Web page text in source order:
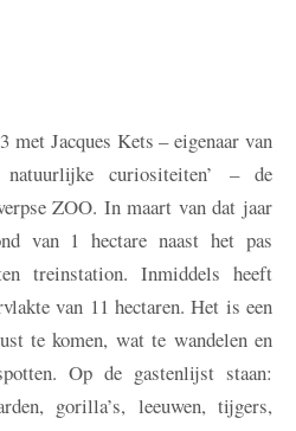
met Jacques Kets – eigenaar van
curiositeiten’ – de
ZOO. In maart van dat jaar
van 1 hectare naast het pas
treinstation. Inmiddels heeft
van 11 hectaren. Het is een
te komen, wat te wandelen en
Op de gastenlijst staan:
gorilla’s, leeuwen, tijgers,